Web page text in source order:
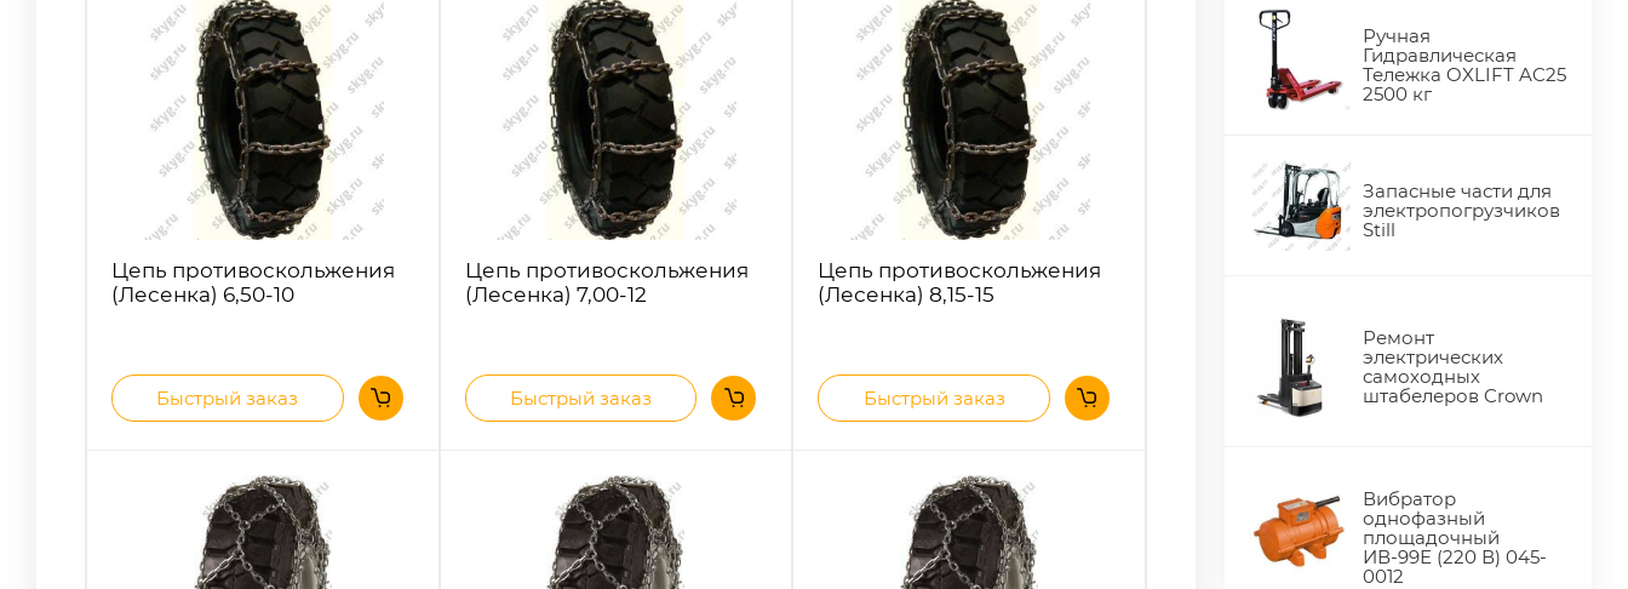
Цепь противоскольжения
(Лесенка) 6,50-10
Быстрый заказ
Цепь противоскольжения
(Лесенка) 7,00-12
Быстрый заказ
Цепь противоскольжения
(Лесенка) 8,15-15
Быстрый заказ
Ручная
Гидравлическая
Тележка OXLIFT AC25
2500 кг
Запасные части для
электропогрузчиков
Still
Ремонт
электрических
самоходных
штабелеров Crown
Вибратор
однофазный
площадочный
ИВ-99Е (220 В) 045-
0012